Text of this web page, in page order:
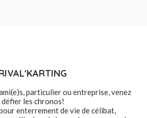
particulier ou entreprise, venez
défier les chronos!
enterrement de vie de célibat,